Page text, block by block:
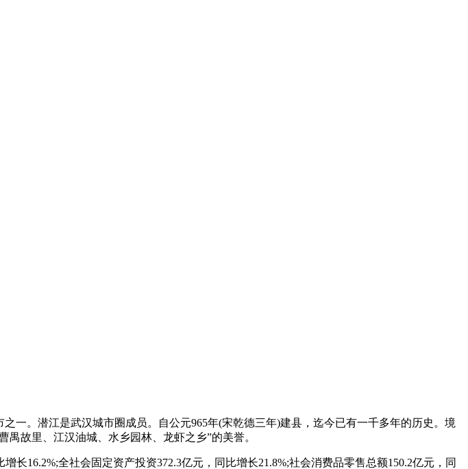
一。潜江是武汉城市圈成员。自公元965年(宋乾德三年)建县，迄今已有一千多年的历史。境
故里、江汉油城、水乡园林、龙虾之乡”的美誉。
长16.2%;全社会固定资产投资372.3亿元，同比增长21.8%;社会消费品零售总额150.2亿元，同